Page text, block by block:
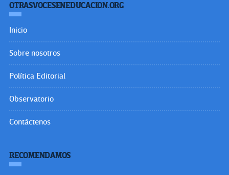
OTRASVOCESENEDUCACION.ORG
Inicio
Sobre nosotros
Política Editorial
Observatorio
Contáctenos
RECOMENDAMOS